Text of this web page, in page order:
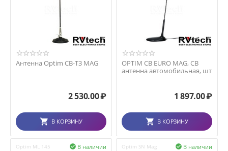
Антенна Optim CB-T3 MAG
2 530.00₽
В КОРЗИНУ
OPTIM СВ EURO MAG, СВ
антенна автомобильная, шт
1 897.00₽
В КОРЗИНУ
Optim ML 145 В наличии
 Optim SN Mag В наличии
